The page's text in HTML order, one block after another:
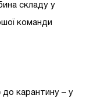
складу у
команди
до карантину – у